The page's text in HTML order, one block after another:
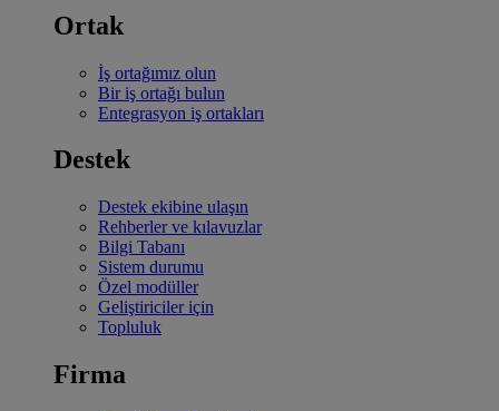
Ortak
İş ortağımız olun
Bir iş ortağı bulun
Entegrasyon iş ortakları
Destek
Destek ekibine ulaşın
Rehberler ve kılavuzlar
Bilgi Tabanı
Sistem durumu
Özel modüller
Geliştiriciler için
Topluluk
Firma